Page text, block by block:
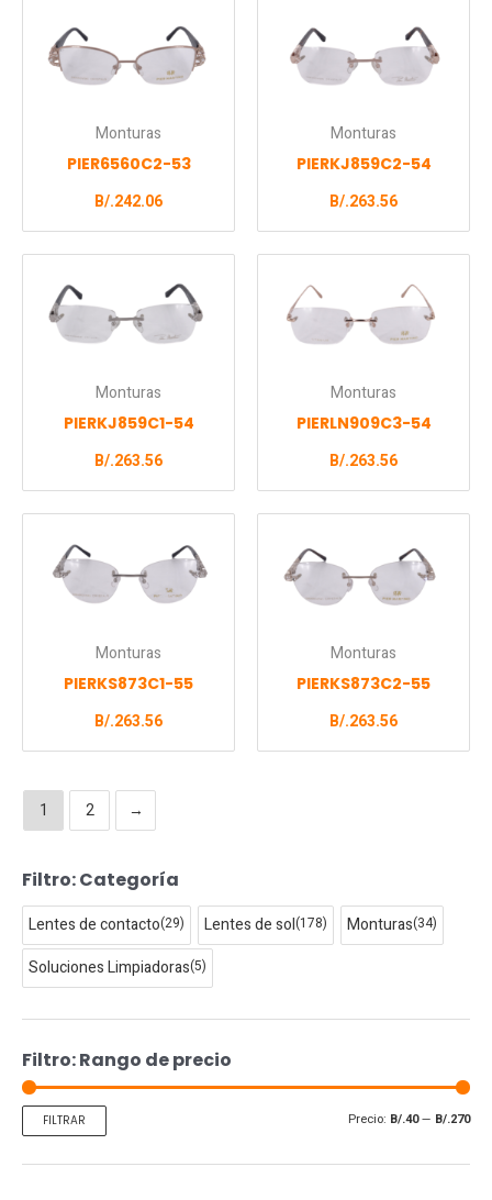
Filtro: Categoría
Lentes de contacto(29) Lentes de sol(178) Monturas(34)
Soluciones Limpiadoras(5)
Filtro: Rango de precio
o
í
m
o
á
m
FILTRAR Precio: B/.40— B/.270
Monturas
PIER6560C2-53
B/.242.06
Monturas
PIERKJ859C2-54
B/.263.56
Monturas
PIERKJ859C1-54
B/.263.56
Monturas
PIERLN909C3-54
B/.263.56
Monturas
PIERKS873C1-55
B/.263.56
Monturas
PIERKS873C2-55
B/.263.56
1 2 →